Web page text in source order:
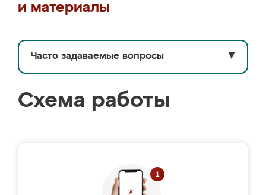
и материалы
Часто задаваемые вопросы ▼
Схема работы